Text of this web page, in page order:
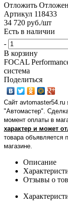
Отложить
Артикул 118433
34 720 руб./шт
Есть в наличии
-
В корзину
FOCAL
система
Поделиться
Сайт avtomaster54.ru
"Автомастер".
момент оплаты в
характер и может
товара объявляется
магазине
Описание
Отзывы о